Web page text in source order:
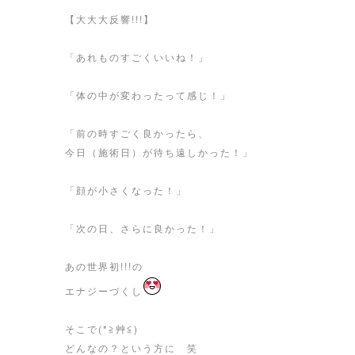
【大大大反響!!!】
「あれものすごくいいね！」
「体の中が変わったって感じ！」
「前の時すごく良かったら、
今日（施術日）が待ち遠しかった！」
「顔が小さくなった！」
「次の日、さらに良かった！」
あの世界初!!!の
エナジーづくし
そこで(*≧艸≦)
どんなの？という方に 笑